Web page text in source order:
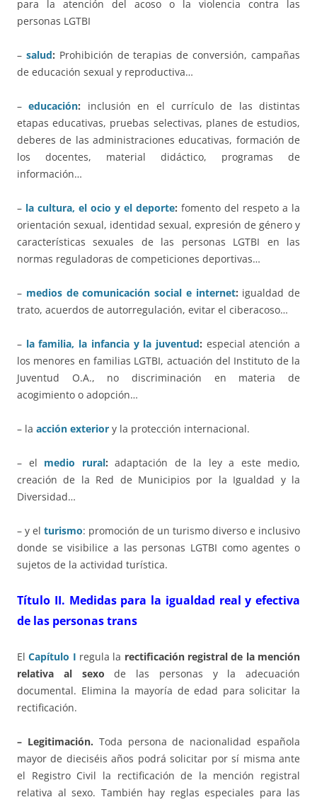
para la atención del acoso o la violencia contra las
personas LGTBI
– salud: Prohibición de terapias de conversión, campañas
de educación sexual y reproductiva…
–educación: inclusión en el currículo de las distintas
etapas educativas, pruebas selectivas, planes de estudios,
deberes de las administraciones educativas, formación de
los docentes, material didáctico, programas de
información…
– la cultura, el ocio y el deporte: fomento del respeto a la
orientación sexual, identidad sexual, expresión de género y
características sexuales de las personas LGTBI en las
normas reguladoras de competiciones deportivas…
– medios de comunicación social e internet: igualdad de
trato, acuerdos de autorregulación, evitar el ciberacoso…
– la familia, la infancia y la juventud: especial atención a
los menores en familias LGTBI, actuación del Instituto de la
Juventud O.A., no discriminación en materia de
acogimiento o adopción…
– la acción exterior y la protección internacional.
– el medio rural: adaptación de la ley a este medio,
creación de la Red de Municipios por la Igualdad y la
Diversidad…
– y el turismo: promoción de un turismo diverso e inclusivo
donde se visibilice a las personas LGTBI como agentes o
sujetos de la actividad turística.
Título II. Medidas para la igualdad real y efectiva
de las personas trans
ElCapítulo I regula la rectificación registral de la mención
relativa al sexo de las personas y la adecuación
documental. Elimina la mayoría de edad para solicitar la
rectificación.
– Legitimación. Toda persona de nacionalidad española
mayor de dieciséis años podrá solicitar por sí misma ante
el Registro Civil la rectificación de la mención registral
relativa al sexo. También hay reglas especiales para las